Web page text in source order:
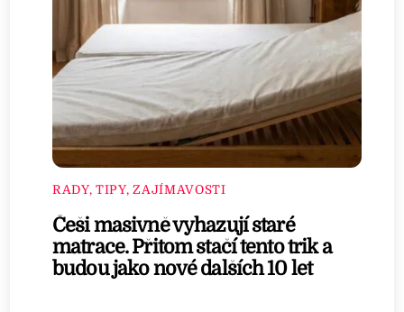
RADY, TIPY, ZAJÍMAVOSTI
Češi masivně vyhazují staré
matrace. Přitom stačí tento trik a
budou jako nové dalších 10 let